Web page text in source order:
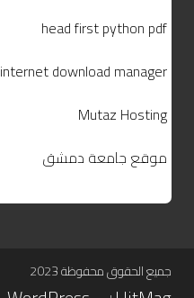
head first python pdf
internet download manager
Mutaz Hosting
موقع جامعة دمشق
جميع الحقوق محفوظة 2023